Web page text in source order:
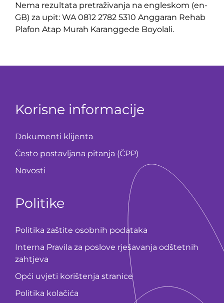
Nema rezultata pretraživanja na engleskom (en-
GB) za upit: WA 0812 2782 5310 Anggaran Rehab
Plafon Atap Murah Karanggede Boyolali.
Korisne informacije
Dokumenti klijenta
Često postavljana pitanja (ČPP)
Novosti
Politike
Politika zaštite osobnih podataka
Interna Pravila za poslove rješavanja odštetnih
zahtjeva
Opći uvjeti korištenja stranice
Politika kolačića